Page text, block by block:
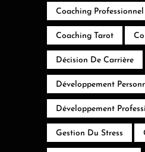
Coaching Professionnel
Coaching Tarot
Décision De Carrière
Développement
Développement
Gestion Du Stress